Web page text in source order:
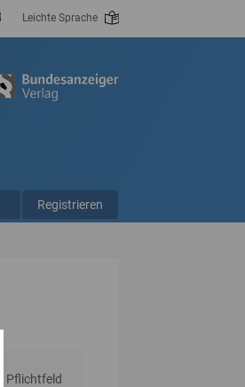
Leichte Sprache
Registrieren
* Pflichtfeld